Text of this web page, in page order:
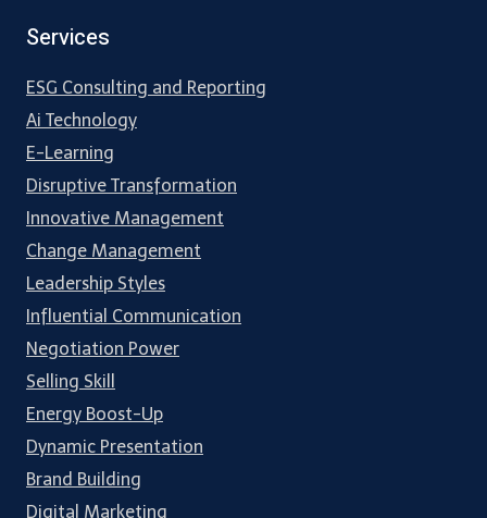
Services
ESG Consulting and Reporting
Ai Technology
E-Learning
Disruptive Transformation
Innovative Management
Change Management
Leadership Styles
Influential Communication
Negotiation Power
Selling Skill
Energy Boost-Up
Dynamic Presentation
Brand Building
Digital Marketing